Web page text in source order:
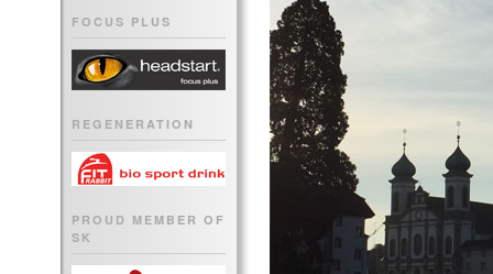
FOCUS PLUS
REGENERATION
PROUD MEMBER OF
SK